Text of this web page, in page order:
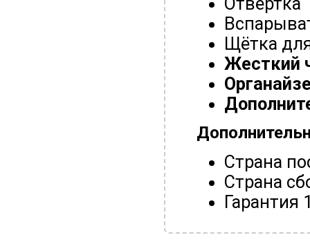
Щётка
Жесткий
Страна
Страна
Гарантия